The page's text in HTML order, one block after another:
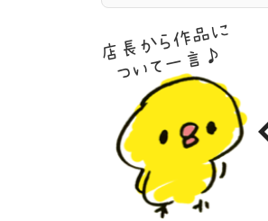
店長から作品に
ついて一言♪